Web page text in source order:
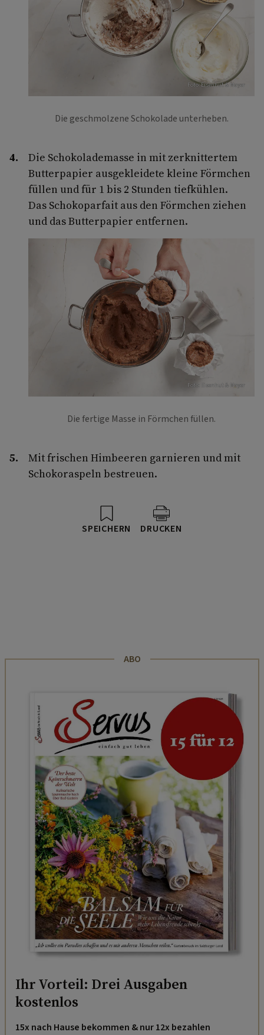
Foto: Eisenhut & Mayer
Die geschmolzene Schokolade unterheben.
Die Schokolademasse in mit zerknittertem
Butterpapier ausgekleidete kleine Förmchen
füllen und für 1 bis 2 Stunden tiefkühlen.
Das Schokoparfait aus den Förmchen ziehen
und das Butterpapier entfernen.
Foto: Eisenhut & Mayer
Die fertige Masse in Förmchen füllen.
Mit frischen Himbeeren garnieren und mit
Schokoraspeln bestreuen.
SPEICHERN DRUCKEN
ABO
Ihr Vorteil: Drei Ausgaben
kostenlos
15x nach Hause bekommen & nur 12x bezahlen